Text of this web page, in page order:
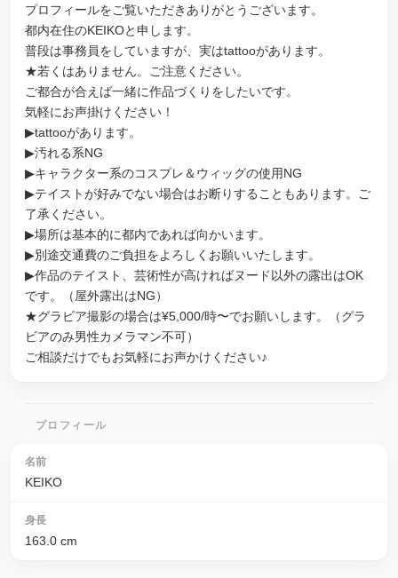
プロフィールをご覧いただきありがとうございます。
都内在住のKEIKOと申します。
普段は事務員をしていますが、実はtattooがあります。
★若くはありません。ご注意ください。
ご都合が合えば一緒に作品づくりをしたいです。
気軽にお声掛けください！
▶︎tattooがあります。
▶︎汚れる系NG
▶︎キャラクター系のコスプレ＆ウィッグの使用NG
▶︎テイストが好みでない場合はお断りすることもあります。ご
了承ください。
▶︎場所は基本的に都内であれば向かいます。
▶︎別途交通費のご負担をよろしくお願いいたします。
▶︎作品のテイスト、芸術性が高ければヌード以外の露出はOK
です。（屋外露出はNG）
★グラビア撮影の場合は¥5,000/時〜でお願いします。（グラ
ビアのみ男性カメラマン不可）
ご相談だけでもお気軽にお声かけください♪
プロフィール
名前
KEIKO
身長
163.0 cm